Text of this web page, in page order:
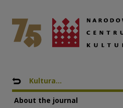
„Kultura
National Centre for Culture
Nawigacja
Back to: Wydawnictwo
Kultura...
About the journal